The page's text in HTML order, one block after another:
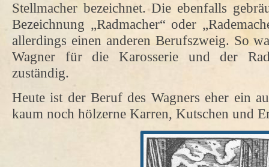
Stellmacher bezeichnet. Die ebenfalls
Bezeichnung „Radmacher“ oder
allerdings einen anderen Berufszweig. So
Wagner für die Karosserie und der
zuständig.
Heute ist der Beruf des Wagners eher ein
kaum noch hölzerne Karren, Kutschen und